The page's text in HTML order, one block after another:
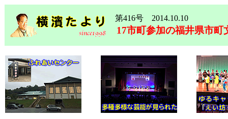
第416号 2014.10.10
17市町参加の福井県市町